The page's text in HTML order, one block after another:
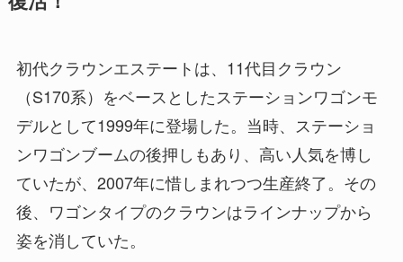
初代クラウンエステートは、11代目クラウン
（S170系）をベースとしたステーションワゴンモ
デルとして1999年に登場した。当時、ステーショ
ンワゴンブームの後押しもあり、高い人気を博し
ていたが、2007年に惜しまれつつ生産終了。その
後、ワゴンタイプのクラウンはラインナップから
姿を消していた。